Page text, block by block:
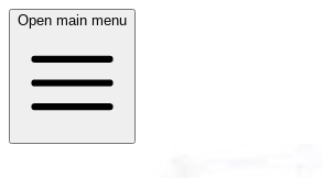
Open main menu